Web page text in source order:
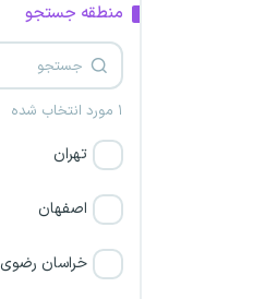
منطقه جستجو
۱ مورد انتخاب شده
تهران
اصفهان
خراسان رضوی